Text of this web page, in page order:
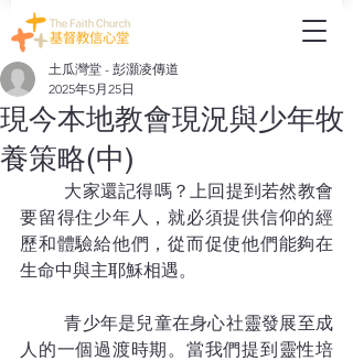
現今本地教會現況與少年牧
養策略(中)
土瓜灣堂 - 彭灝凌傳道
2025年5月25日
要留得住少年人，就必須提供信仰的經
歷和體驗給他們，從而促使他們能夠在
生命中與主耶穌相遇。
	青少年是兒童在身心社靈發展至成
人的一個過渡時期。當我們提到靈性培